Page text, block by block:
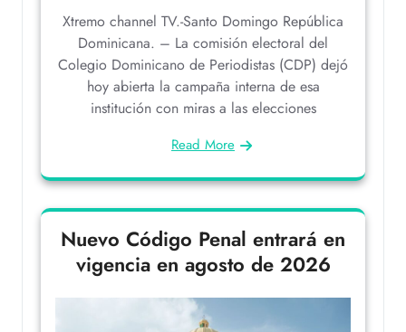
Xtremo channel TV.-Santo Domingo República
Dominicana. – La comisión electoral del
Colegio Dominicano de Periodistas (CDP) dejó
hoy abierta la campaña interna de esa
institución con miras a las elecciones
Read More
Nuevo Código Penal entrará en
vigencia en agosto de 2026